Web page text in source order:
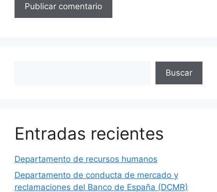
Buscar
Entradas recientes
Departamento de recursos humanos
Departamento de conducta de mercado y
reclamaciones del Banco de España (DCMR)